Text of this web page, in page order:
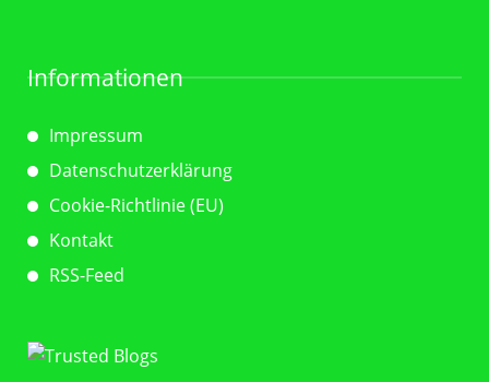
Informationen
Impressum
Datenschutzerklärung
Cookie-Richtlinie (EU)
Kontakt
RSS-Feed